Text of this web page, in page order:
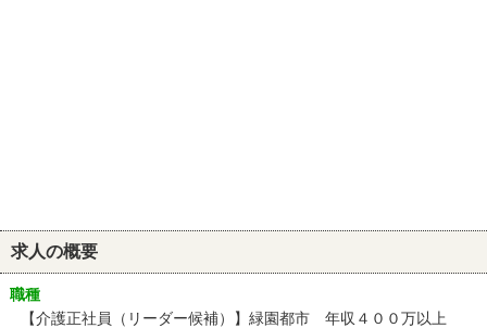
求人の概要
職種
【介護正社員（リーダー候補）】緑園都市 年収４００万以上